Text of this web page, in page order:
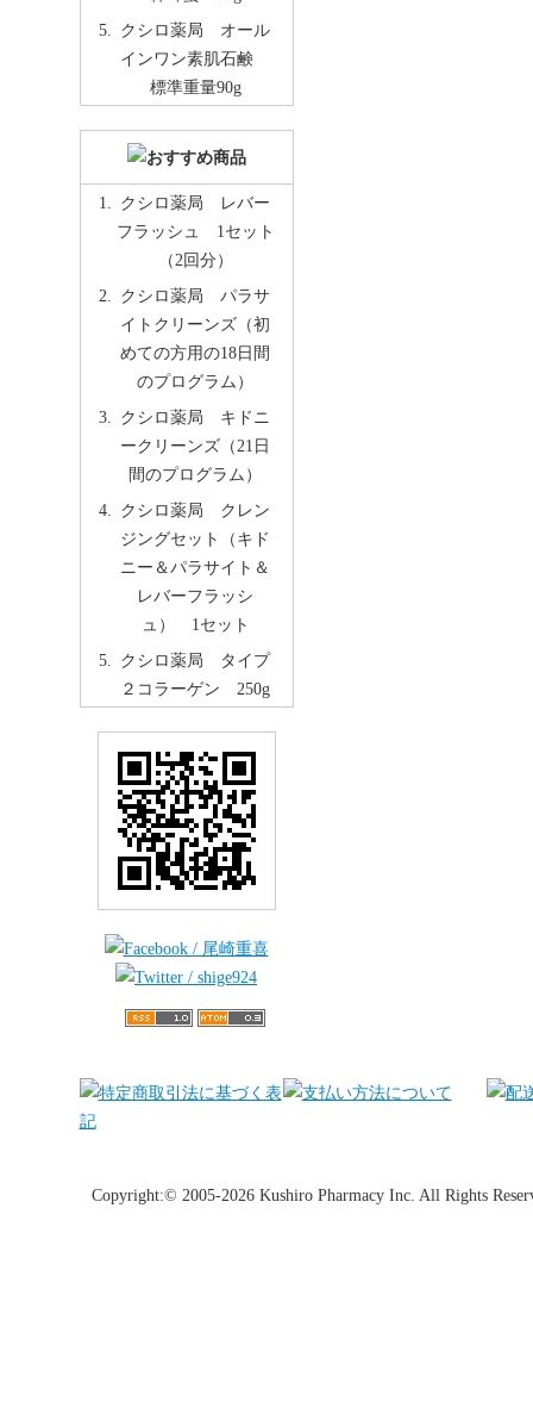
クシロ薬局 オール
インワン素肌石鹸
標準重量90g
クシロ薬局 レバー
フラッシュ 1セット
（2回分）
クシロ薬局 パラサ
イトクリーンズ（初
めての方用の18日間
のプログラム）
クシロ薬局 キドニ
ークリーンズ（21日
間のプログラム）
クシロ薬局 クレン
ジングセット（キド
ニー＆パラサイト＆
レバーフラッシ
ュ） 1セット
クシロ薬局 タイプ
２コラーゲン 250g
Copyright:© 2005-2026 Kushiro Pharmacy Inc. All Rights